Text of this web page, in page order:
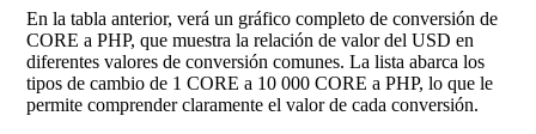
En la tabla anterior, verá un gráfico completo de conversión de
CORE a PHP, que muestra la relación de valor del USD en
diferentes valores de conversión comunes. La lista abarca los
tipos de cambio de 1 CORE a 10 000 CORE a PHP, lo que le
permite comprender claramente el valor de cada conversión.